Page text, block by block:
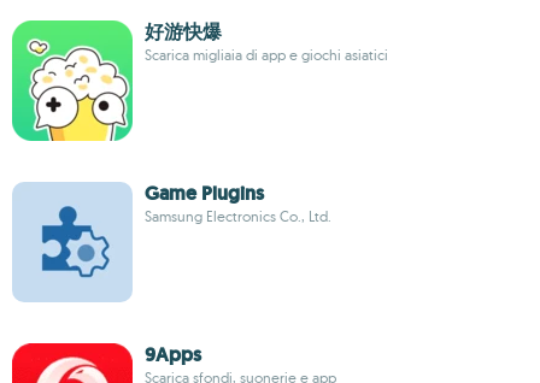
好游快爆
Scarica migliaia di app e giochi asiatici
Game Plugins
Samsung Electronics Co., Ltd.
9Apps
Scarica sfondi, suonerie e app